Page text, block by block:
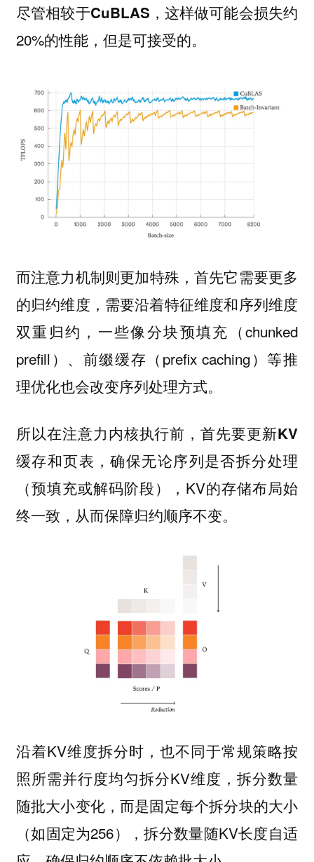
尽管相较于CuBLAS ，这样做可能会损失约
20%的性能，但是可接受的。
而注意力机制则更加特殊，首先它需要更多
的归约维度，需要沿着特征维度和序列维度
双重归约，一些像分块预填充（chunked
prefill）、前缀缓存（prefix caching）等推
理优化也会改变序列处理方式。
所以在注意力内核执行前，首先要更新KV
缓存和页表 ，确保无论序列是否拆分处理
（预填充或解码阶段），KV的存储布局始
终一致，从而保障归约顺序不变。
沿着KV维度拆分时，也不同于常规策略按
照所需并行度均匀拆分KV维度，拆分数量
随批大小变化，而是固定每个拆分块的大小
（如固定为256），拆分数量随KV长度自适